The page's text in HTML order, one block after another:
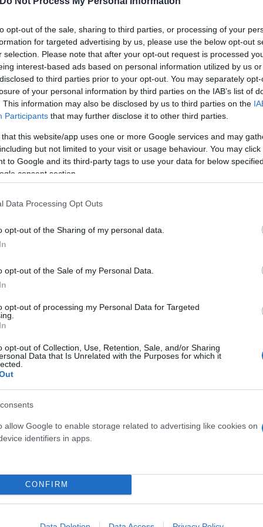
opt-out of the sale, sharing to third parties, or processing of your
for targeted advertising by us, please use the below opt-out
selection. Please note that after your opt-out request is processed
interest-based ads based on personal information utilized by us
to third parties prior to your opt-out. You may separately
of your personal information by third parties on the IAB’s list of
This information may also be disclosed by us to third parties on the
Participants that may further disclose it to other third parties.
that this website/app uses one or more Google services and may
but not limited to your visit or usage behaviour. You may
to Google and its third-party tags to use your data for below
consent section.
Data Processing Opt Outs
opt-out of the Sharing of my personal data.
opt-out of the Sale of my Personal Data.
opt-out of processing my Personal Data for Targeted
opt-out of Collection, Use, Retention, Sale, and/or Sharing
Data that Is Unrelated with the Purposes for which it
allow Google to enable storage related to advertising like cookies on
identifiers in apps.
CONFIRM
να διαφύγει, με αποτέλεσμα να ακολουθήσει
που παρακολουθούσαν το σκηνικό.
καταδίωξης, με τον άνδρα να κινείται αντίθετα
από τους αστυνομικούς της ομάδας
να τον ακινητοποιήσουν και να προχωρήσουν
αντίσταση και άσκηση βίας κατά υπαλλήλων,
Flash.grστην αναζήτηση της